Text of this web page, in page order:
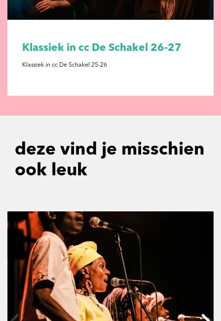
Klassiek in cc De Schakel 26-27
Klassiek in cc De Schakel 25-26
deze vind je misschien
ook leuk